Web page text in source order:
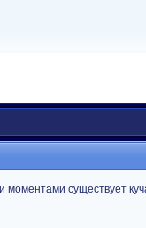
моментами существует